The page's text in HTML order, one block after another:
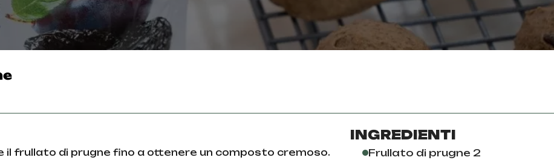
il frullato di prugne fino a ottenere un composto cremoso.
INGREDIENTI
Frullato di prugne 2